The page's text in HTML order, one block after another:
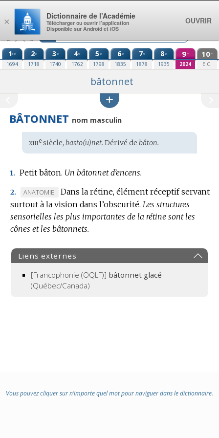
Aller au contenu
1re
1694
2e
1718
3e
1740
4e
1762
5e
1798
6e
1835
7e
1878
8e
1935
9e
2024
10e
E.C.
bâtonnet
BÂTONNET nom masculin
Étymologie
:
xiiiesiècle, basto(u)net. Dérivé de bâton.
1. Petit bâton. Un bâtonnet d’encens.
2.
MARQUE
DE
DOMAINE
:
ANATOMIE.
Dans la rétine, élément réceptif servant
surtout à la vision dans l’obscurité. Les structures
sensorielles les plus importantes de la rétine sont les
cônes et les bâtonnets.
Liens externes
[Francophonie (OQLF)] bâtonnet glacé
(Québec/Canada)
Vous pouvez cliquer sur n’importe quel mot pour naviguer dans le dictionnaire.
×
Dictionnaire de l’Académie
Télécharger ou ouvrir l’application
Disponible sur Android et iOS
OUVRIR